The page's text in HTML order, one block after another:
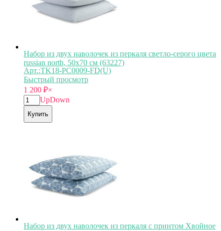
Набор из двух наволочек из перкаля светло-серого цвета
russian north, 50х70 см (63227)
Арт.:TK18-PС0009-FD(U)
Быстрый просмотр
1 200 ₽×
UpDown
Купить
Набор из двух наволочек из перкаля с принтом Хвойное